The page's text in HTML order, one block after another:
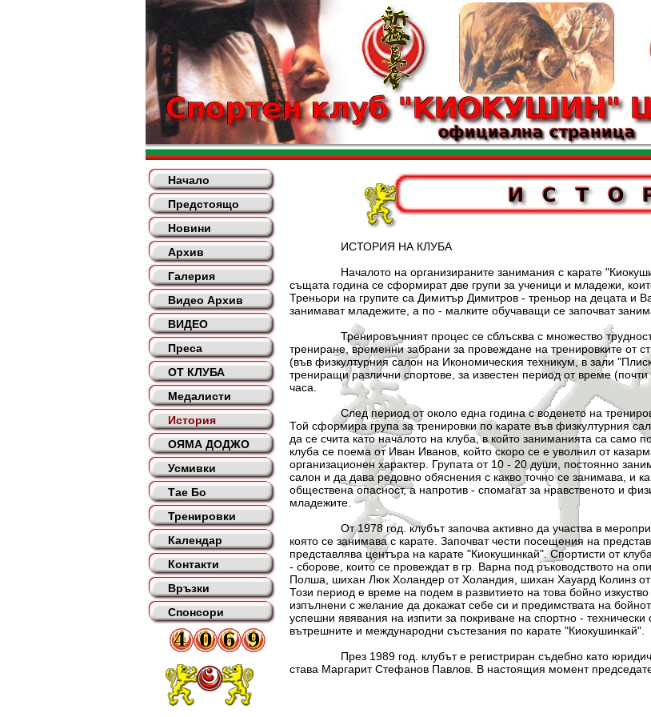
Начало
Предстоящо
Новини
Архив
Галерия
Видео Архив
ВИДЕО
Преса
ОТ КЛУБА
Медалисти
История
ОЯМА ДОДЖО
Усмивки
Тае Бо
Тренировки
Календар
Контакти
Връзки
Спонсори
ИСТОРИЯ НА КЛУБА
Началото на организираните занимания с карате
същата година се сформират две групи за ученици и младежи,
Треньори на групите са Димитър Димитров - треньор на децата и
занимават младежите, а по - малките обучаващи се започват
Тренировъчният процес се сблъсква с множество трудности
трениране, временни забрани за провеждане на тренировките от
(във физкултурния салон на Икономическия техникум, в зали
трениращи различни спортове, за известен период от време
часа.
След период от около една година с воденето на
Той сформира група за тренировки по карате във физкултурния
да се счита като началото на клуба, в който заниманията са само
клуба се поема от Иван Иванов, който скоро се е уволнил от
организационен характер. Групата от 10 - 20 души, постоянно
салон и да дава редовно обяснения с какво точно се занимава, и
обществена опасност, а напротив - спомагат за нравственото и
младежите.
От 1978 год. клубът започва активно да участва в
която се занимава с карате. Започват чести посещения на
представлява центъра на карате "Киокушинкай". Спортисти от
- сборове, които се провеждат в гр. Варна под ръководството на
Полша, шихан Люк Холандер от Холандия, шихан Хауард Колинз
Този период е време на подем в развитието на това бойно
изпълнени с желание да докажат себе си и предимствата на
успешни явявания на изпити за покриване на спортно - технически
вътрешните и международни състезания по карате "Киокушинкай".
През 1989 год. клубът е регистриран съдебно като
става Маргарит Стефанов Павлов. В настоящия момент